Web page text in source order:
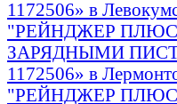
1172506» в
"РЕЙНДЖЕР ПЛЮС
ЗАРЯДНЫМИ
1172506» в
"РЕЙНДЖЕР ПЛЮС